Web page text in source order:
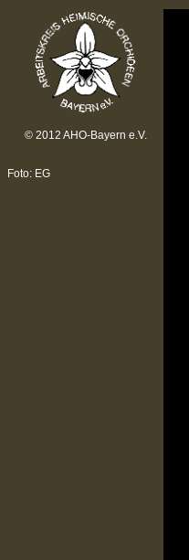
© 2012 AHO-Bayern e.V.
Foto: EG